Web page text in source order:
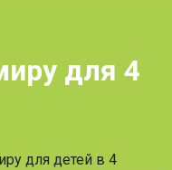
для 4
для детей в 4